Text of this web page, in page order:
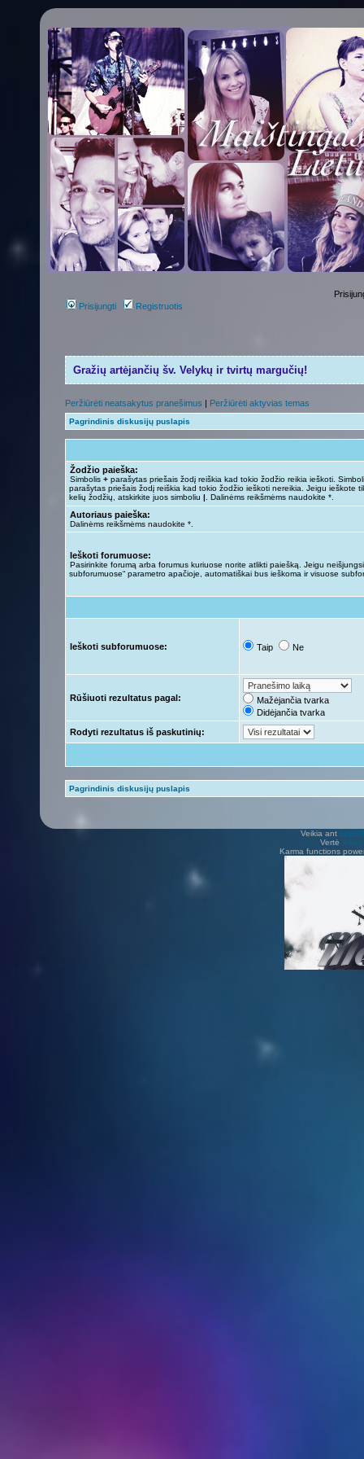
Prisijungti Registruotis
Gražių artėjančių šv. Velykų ir tvirtų margučių!
Peržiūrėti neatsakytus pranešimus | Peržiūrėti aktyvias temas
Pagrindinis diskusijų puslapis
Žodžio paieška:
Simbolis + parašytas priešais žodį reiškia kad tokio žodžio reikia ieškoti.
parašytas priešais žodį reiškia kad tokio žodžio ieškoti nereikia. Jeigu ieškote
kelių žodžių, atskirkite juos simboliu | . Dalinėms reikšmėms naudokite *.
Autoriaus paieška:
Dalinėms reikšmėms naudokite *.
Ieškoti forumuose:
Pasirinkite forumą arba forumus kuriuose norite atlikti paiešką. Jeigu
subforumuose“ parametro apačioje, automatiškai bus ieškoma ir visuose
Ieškoti subforumuose: Taip Ne
Rūšiuoti rezultatus pagal:
Mažėjančia tvarka
Didėjančia tvarka
Rodyti rezultatus iš paskutinių:
Pagrindinis diskusijų puslapis
Veikia ant
Vertė Vilius
Karma functions